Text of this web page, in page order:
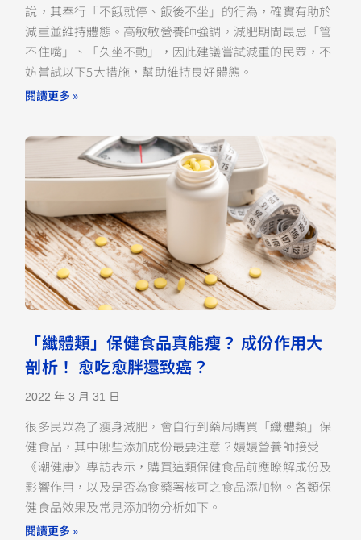
說，其奉行「不餓就停、飯後不坐」的行為，確實有助於
減重並維持體態。高敏敏營養師強調，減肥期間最忌「管
不住嘴」、「久坐不動」，因此建議嘗試減重的民眾，不
妨嘗試以下5大措施，幫助維持良好體態。
閱讀更多 »
「纖體類」保健食品真能瘦？ 成份作用大
剖析！ 愈吃愈胖還致癌？
2022 年 3 月 31 日
很多民眾為了瘦身減肥，會自行到藥局購買「纖體類」保
健食品，其中哪些添加成份最要注意？嫚嫚營養師接受
《潮健康》專訪表示，購買這類保健食品前應瞭解成份及
影響作用，以及是否為食藥署核可之食品添加物。各類保
健食品效果及常見添加物分析如下。
閱讀更多 »